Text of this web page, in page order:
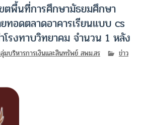
ตพื้นที่การศึกษามัธยมศึกษา
ทอดตลาดอาคารเรียนแบบ cs
โรงทาบวิทยาคม จำนวน 1 หลัง
มบริหารการเงินและสินทรัพย์ สพม.สร
ข่าว